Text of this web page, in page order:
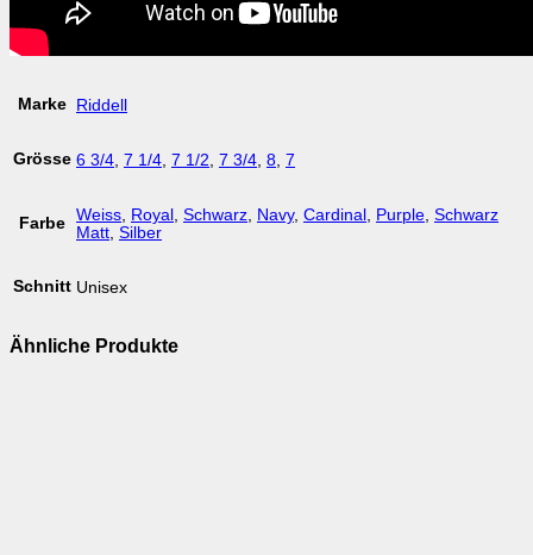
Marke Riddell
Grösse 6 3/4 7 1/4 7 1/2 7 3/4 8 7
Farbe Weiss Royal Schwarz Navy, Cardinal Purple Schwarz
Matt Silber
Schnitt Unisex
Ähnliche Produkte